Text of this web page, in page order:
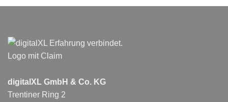
digitalXL GmbH & Co. KG
Trentiner Ring 2